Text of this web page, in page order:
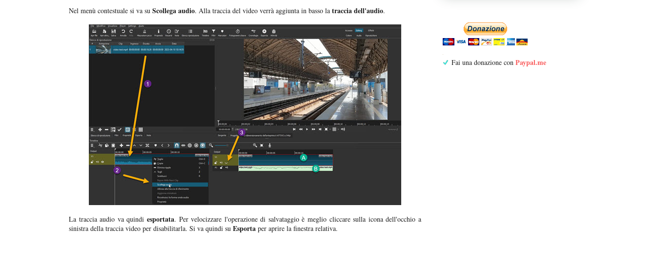
Nel menù contestuale si va su Scollega audio. Alla traccia del video verrà aggiunta in basso la traccia dell'audio.
La traccia audio va quindi esportata. Per velocizzare l'operazione di salvataggio è meglio cliccare sulla icona dell'occhio a
sinistra della traccia video per disabilitarla. Si va quindi su Esporta per aprire la finestra relativa.
Fai una donazione con Paypal.me